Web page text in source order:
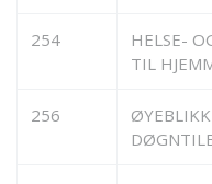
254
HELSE-
TIL
256